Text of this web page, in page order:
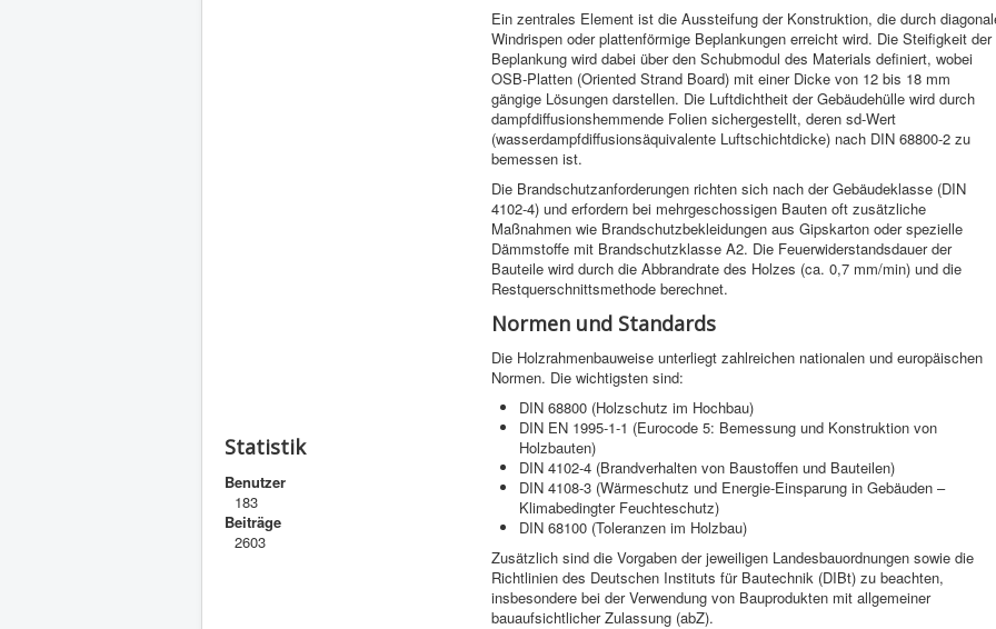
Statistik
Benutzer
183
Beiträge
2603
Ein zentrales Element ist die Aussteifung der Konstruktion, die durch
Windrispen oder plattenförmige Beplankungen erreicht wird. Die Steifigkeit der
Beplankung wird dabei über den Schubmodul des Materials definiert, wobei
OSB-Platten (Oriented Strand Board) mit einer Dicke von 12 bis 18 mm
gängige Lösungen darstellen. Die Luftdichtheit der Gebäudehülle wird durch
dampfdiffusionshemmende Folien sichergestellt, deren sd-Wert
(wasserdampfdiffusionsäquivalente Luftschichtdicke) nach DIN 68800-2 zu
bemessen ist.
Die Brandschutzanforderungen richten sich nach der Gebäudeklasse (DIN
4102-4) und erfordern bei mehrgeschossigen Bauten oft zusätzliche
Maßnahmen wie Brandschutzbekleidungen aus Gipskarton oder spezielle
Dämmstoffe mit Brandschutzklasse A2. Die Feuerwiderstandsdauer der
Bauteile wird durch die Abbrandrate des Holzes (ca. 0,7 mm/min) und die
Restquerschnittsmethode berechnet.
Normen und Standards
Die Holzrahmenbauweise unterliegt zahlreichen nationalen und europäischen
Normen. Die wichtigsten sind:
DIN 68800 (Holzschutz im Hochbau)
DIN EN 1995-1-1 (Eurocode 5: Bemessung und Konstruktion von
Holzbauten)
DIN 4102-4 (Brandverhalten von Baustoffen und Bauteilen)
DIN 4108-3 (Wärmeschutz und Energie-Einsparung in Gebäuden –
Klimabedingter Feuchteschutz)
DIN 68100 (Toleranzen im Holzbau)
Zusätzlich sind die Vorgaben der jeweiligen Landesbauordnungen sowie die
Richtlinien des Deutschen Instituts für Bautechnik (DIBt) zu beachten,
insbesondere bei der Verwendung von Bauprodukten mit allgemeiner
bauaufsichtlicher Zulassung (abZ).